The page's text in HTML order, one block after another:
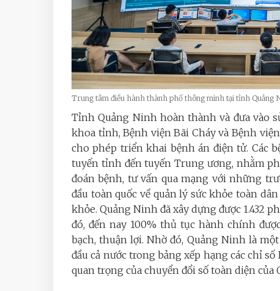
Trung tâm điều hành thành phố thông minh tại tỉnh Quảng
Tỉnh Quảng Ninh hoàn thành và đưa vào
khoa tỉnh, Bệnh viện Bãi Cháy và Bệnh
cho phép triển khai bệnh án điện tử. Các
tuyến tỉnh đến tuyến Trung ương, nhằm
đoán bệnh, tư vấn qua mạng với những
đầu toàn quốc về quản lý sức khỏe toàn
khỏe. Quảng Ninh đã xây dựng được 1.432
đó, đến nay 100% thủ tục hành chính
bạch, thuận lợi. Nhờ đó, Quảng Ninh là
đầu cả nước trong bảng xếp hạng các chỉ số
quan trọng của chuyển đổi số toàn diện